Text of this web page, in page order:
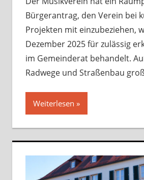
Bürgerantrag, den Verein bei
Projekten mit einzubeziehen,
Dezember 2025 für zulässig
im Gemeinderat behandelt.
Radwege und Straßenbau
Weiterlesen